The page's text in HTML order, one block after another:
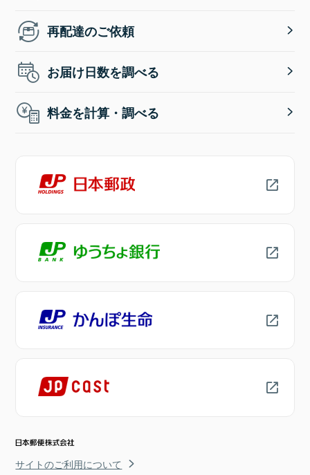
再配達のご依頼
お届け日数を調べる
料金を計算・調べる
サイトのご利用について